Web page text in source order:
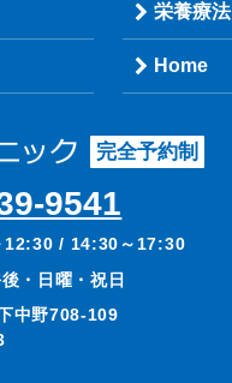
栄養療法
Home
完全予約制
9541
12:30 / 14:30～17:30
・日曜・祝日
中野708-109